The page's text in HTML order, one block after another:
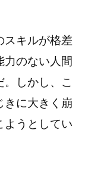
キルが格差
力のない人間
しかし、こ
きに大きく崩
ようとしてい